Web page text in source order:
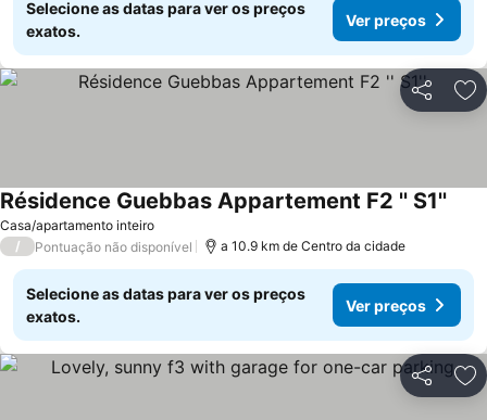
Selecione as datas para ver os preços
exatos.
Ver preços
Partilhar
Casa/apartamento inteiro
Résidence Guebbas Appartement F2 '' S1''
/ Pontuação não disponível a 10.9 km de Centro da cidade
Selecione as datas para ver os preços
exatos.
Ver preços
Partilhar